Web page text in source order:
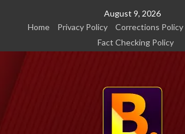
August 9, 2026
Home
Privacy Policy Corrections Policy
Fact Checking Policy